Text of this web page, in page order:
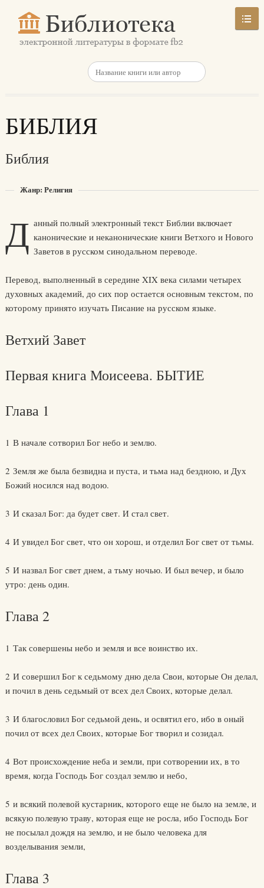
БИБЛИЯ
Библия
Жанр: Религия
Д анный полный электронный текст Библии включает
канонические и неканонические книги Ветхого и Нового
Заветов в русском синодальном переводе.
Перевод, выполненный в середине XIX века силами четырех
духовных академий, до сих пор остается основным текстом, по
которому принято изучать Писание на русском языке.
Ветхий Завет
Первая книга Моисеева. БЫТИЕ
Глава 1
1 В начале сотворил Бог небо и землю.
2 Земля же была безвидна и пуста, и тьма над бездною, и Дух
Божий носился над водою.
3 И сказал Бог: да будет свет. И стал свет.
4 И увидел Бог свет, что он хорош, и отделил Бог свет от тьмы.
5 И назвал Бог свет днем, а тьму ночью. И был вечер, и было
утро: день один.
Глава 2
1 Так совершены небо и земля и все воинство их.
2 И совершил Бог к седьмому дню дела Свои, которые Он делал,
и почил в день седьмый от всех дел Своих, которые делал.
3 И благословил Бог седьмой день, и освятил его, ибо в оный
почил от всех дел Своих, которые Бог творил и созидал.
4 Вот происхождение неба и земли, при сотворении их, в то
время, когда Господь Бог создал землю и небо,
5 и всякий полевой кустарник, которого еще не было на земле, и
всякую полевую траву, которая еще не росла, ибо Господь Бог
не посылал дождя на землю, и не было человека для
возделывания земли,
Глава 3